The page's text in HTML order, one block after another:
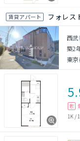
賃貸アパート フォレス
西
築2
東
敷
1K /